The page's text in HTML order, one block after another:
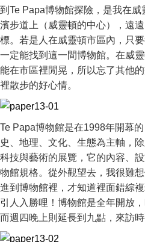
到Te Papa博物館探險，是我在
濱步道上（威靈頓的中心），遠
標。若是人在威靈頓市區內，只
一定能找到這一間博物館。在威
能在市區裡閒晃，所以忘了其他
裡散步的好心情。
Te Papa博物館是在1998年開幕
史、地理、文化、生態為主軸，
科技與藝術的展覽，它的內容、
物館規格。從外觀望去，我很難
進到博物館裡，才知道裡面錯綜
引人入勝哩！博物館是全年開放
而週四晚上則延長到九點，來訪